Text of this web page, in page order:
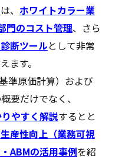
は、 ホワイトカラー業
門のコスト管理、さら
断ツールとして非常
ます。
準原価計算）および
要だけでなく、
やすく解説するとと
産性向上（業務可視
ABMの活用事例を紹